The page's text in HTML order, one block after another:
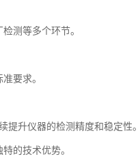
测等多个环节。
要求。
升仪器的检测精度和稳定性。
的技术优势。